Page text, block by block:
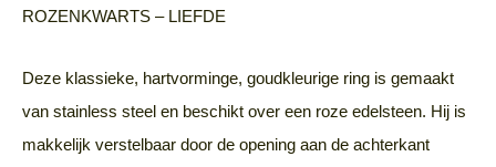
ROZENKWARTS – LIEFDE
Deze klassieke, hartvorminge, goudkleurige ring is gemaakt
van stainless steel en beschikt over een roze edelsteen. Hij is
makkelijk verstelbaar door de opening aan de achterkant